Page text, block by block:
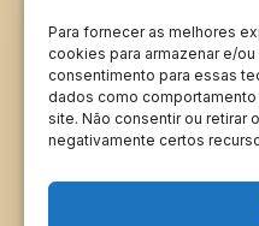
Para fornecer as melhores
cookies para armazenar e/
consentimento para essas
dados como
site. Não consentir ou retirar
negativamente certos
ASSINE MEU
Minha Genealogia
Todos os